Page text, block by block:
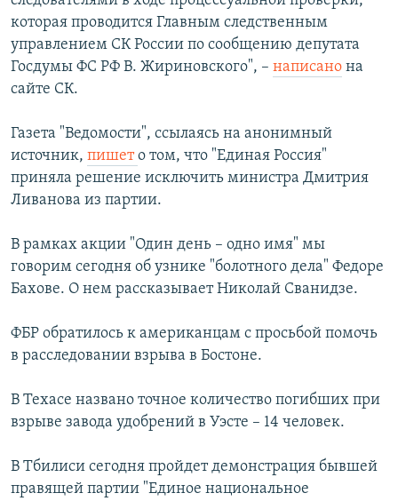
Все сайты РСЕ/РС
которая проводится Главным следственным
управлением СК России по сообщению депутата
Госдумы ФС РФ В. Жириновского", – написано на
сайте СК.
Газета "Ведомости", ссылаясь на анонимный
источник, пишето том, что "Единая Россия"
приняла решение исключить министра Дмитрия
Ливанова из партии.
В рамках акции "Один день – одно имя" мы
говорим сегодня об узнике "болотного дела" Федоре
Бахове. О нем рассказывает Николай Сванидзе.
ФБР обратилось к американцам с просьбой помочь
в расследовании взрыва в Бостоне.
В Техасе названо точное количество погибших при
взрыве завода удобрений в Уэсте – 14 человек.
В Тбилиси сегодня пройдет демонстрация бывшей
правящей партии "Единое национальное